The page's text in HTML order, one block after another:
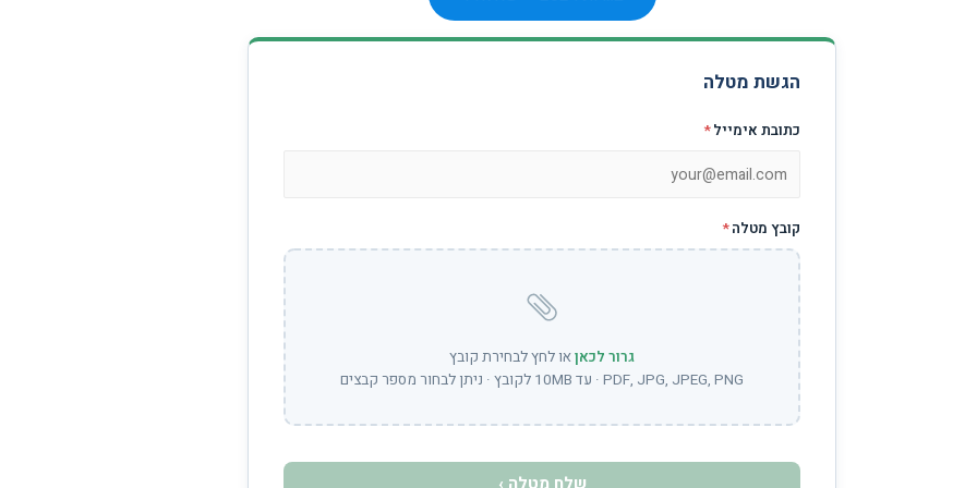
הגשת מטלה
כתובת אימייל*
קובץ מטלה*
גרור לכאןאו לחץ לבחירת קובץ
PDF, JPG, JPEG, PNG · עד 10MB לקובץ · ניתן לבחור מספר קבצים